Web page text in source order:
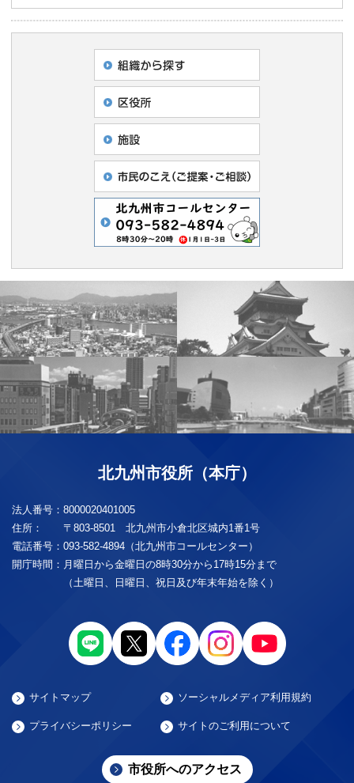
北九州市役所（本庁）
法人番号： 8000020401005
住所：
〒803-8501 北九州市小倉北区城内1番1号
電話番号： 093-582-4894（北九州市コールセンター）
開庁時間： 月曜日から金曜日の8時30分から17時15分まで
（土曜日、日曜日、祝日及び年末年始を除く）
サイトマップ ソーシャルメディア利用規約
プライバシーポリシー サイトのご利用について
市役所へのアクセス